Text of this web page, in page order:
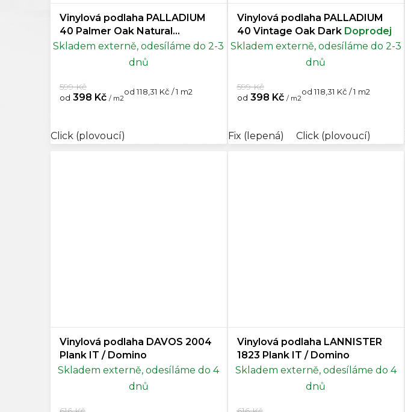
Vinylová podlaha PALLADIUM
40 Palmer Oak Natural
Doprodej
Skladem externě, odesíláme do 2-3
dnů
od 398 Kč / m2
599 Kč
Měrná
cena:
od 118,31 Kč / 1 m2
Click (plovoucí)
Vinylová podlaha PALLADIUM
40 Vintage Oak Dark Doprodej
Skladem externě, odesíláme do 2-3
dnů
od 398 Kč / m2
599 Kč
Měrná
cena:
od 118,31 Kč / 1 m2
Fix (lepená) Click (plovoucí)
Vinylová podlaha DAVOS 2004
Plank IT / Domino
Skladem externě, odesíláme do 4
dnů
Vinylová podlaha LANNISTER
1823 Plank IT / Domino
Skladem externě, odesíláme do 4
dnů